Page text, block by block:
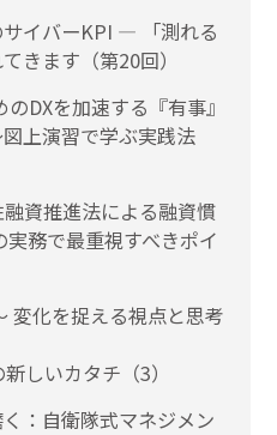
イバーKPI ― 「測れる
きます（第20回）
DXを加速する『有事』
上演習で学ぶ実践法
資推進法による融資慣
務で最重視すべきポイ
変化を捉える視点と思考
しいカタチ（3）
く：自衛隊式マネジメン